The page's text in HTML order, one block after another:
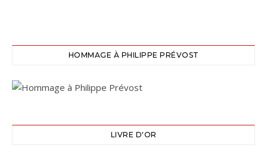
HOMMAGE À PHILIPPE PRÉVOST
LIVRE D'OR